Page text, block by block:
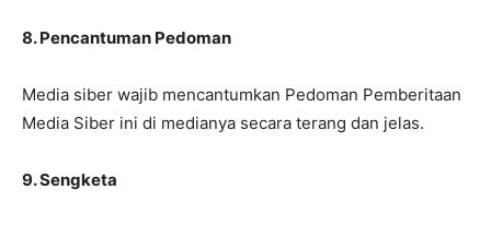
8. Pencantuman Pedoman
Media siber wajib mencantumkan Pedoman Pemberitaan
Media Siber ini di medianya secara terang dan jelas.
9. Sengketa